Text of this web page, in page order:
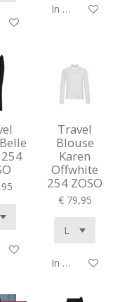
In
Travel
Blouse
Karen
Offwhite
254 ZOSO
€ 79,95
In